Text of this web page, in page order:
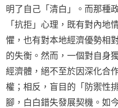
明了自己「清白」。而那種
「抗拒」心理，既有對內地
懼，也有對本地經濟優勢相
的失衡。然而，一個對自身
經濟體，絕不至於因深化合
權；相反，盲目的「防禦性
腳，白白錯失發展契機。如